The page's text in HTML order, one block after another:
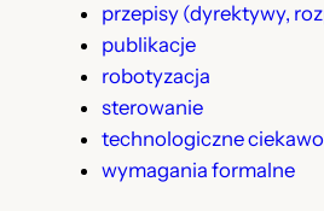
przepisy (dyrektywy,
publikacje
robotyzacja
sterowanie
technologiczne
wymagania formalne